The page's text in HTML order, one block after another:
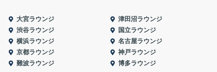
大宮ラウンジ
津田沼ラウンジ
渋谷ラウンジ
国立ラウンジ
横浜ラウンジ
名古屋ラウンジ
京都ラウンジ
神戸ラウンジ
難波ラウンジ
博多ラウンジ